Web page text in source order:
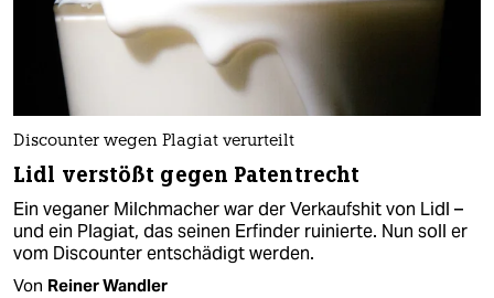
Discounter wegen Plagiat verurteilt
Lidl verstößt gegen Patentrecht
Ein veganer Milchmacher war der Verkaufshit von Lidl –
und ein Plagiat, das seinen Erfinder ruinierte. Nun soll er
vom Discounter entschädigt werden.
Von Reiner Wandler